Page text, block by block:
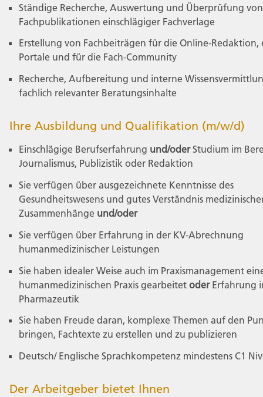
Ständige Recherche, Auswertung und Überprüfung von
Fachpublikationen einschlägiger Fachverlage
Erstellung von Fachbeiträgen für die Online-Redaktion,
Portale und für die Fach-Community
Recherche, Aufbereitung und interne
fachlich relevanter Beratungsinhalte
Ihre Ausbildung und Qualifikation (m/w/d)
Einschlägige Berufserfahrung und/oderStudium im
Journalismus, Publizistik oder Redaktion
Sie verfügen über ausgezeichnete Kenntnisse des
Gesundheitswesens und gutes Verständnis
Zusammenhänge und/oder
Sie verfügen über Erfahrung in der KV-Abrechnung
humanmedizinischer Leistungen
Sie haben idealer Weise auch im Praxismanagement
humanmedizinischen Praxis gearbeitet oder Erfahrung
Pharmazeutik
Sie haben Freude daran, komplexe Themen auf den
bringen, Fachtexte zu erstellen und zu publizieren
Deutsch/ Englische Sprachkompetenz mindestens C1
Der Arbeitgeber bietet Ihnen